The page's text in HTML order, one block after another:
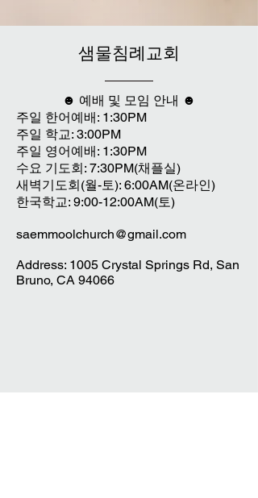
​샘물침례교회
☻ 예배 및 모임 안내 ☻
주일 한어예배: 1:30PM
주일 학교: 3:00PM
주일 영어예배: 1:30PM
수요 기도회: 7:30PM(채플실)
새벽기도회(월-토): 6:00AM(온라인)
한국학교: 9:00-12:00AM(토)
saemmoolchurch@gmail.com
Address: 1005 Crystal Springs Rd, San
Bruno, CA 94066